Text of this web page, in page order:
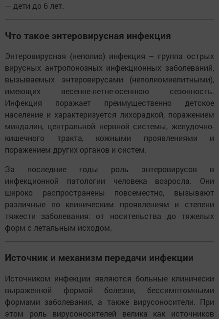
— дети до 6 лет.
Что такое энтеровирусная инфекция
Энтеровирусная (неполио) инфекция – группа острых
вирусных антропонозных инфекционных заболеваний,
вызываемых энтеровирусами (неполиомиелитными),
имеющих весенне-летне-осеннюю сезонность.
Инфекция поражает преимущественно детское
население и характеризуется лихорадкой, поражением
миндалин, центральной нервной системы, желудочно-
кишечного тракта, кожными проявлениями и
поражением других органов и систем.
За последние годы роль энтеровирусов в
инфекционной патологии человека возросла. Они
широко распространены повсеместно, вызывают
различные по клиническим проявлениям и степени
тяжести заболевания: от носительства до тяжелых
форм с летальным исходом.
Источник и механизм передачи инфекции
Источником инфекции являются больные клинически
выраженной формой болезни, бессимптомными
формами заболевания, а также вирусоносители. При
этом роль вирусоносителей велика как источников